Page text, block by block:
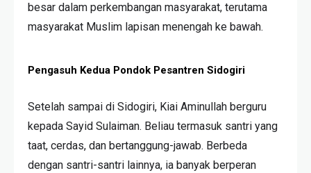
besar dalam perkembangan masyarakat, terutama
masyarakat Muslim lapisan menengah ke bawah.
Pengasuh Kedua Pondok Pesantren Sidogiri
Setelah sampai di Sidogiri, Kiai Aminullah berguru
kepada Sayid Sulaiman. Beliau termasuk santri yang
taat, cerdas, dan bertanggung-jawab. Berbeda
dengan santri-santri lainnya, ia banyak berperan